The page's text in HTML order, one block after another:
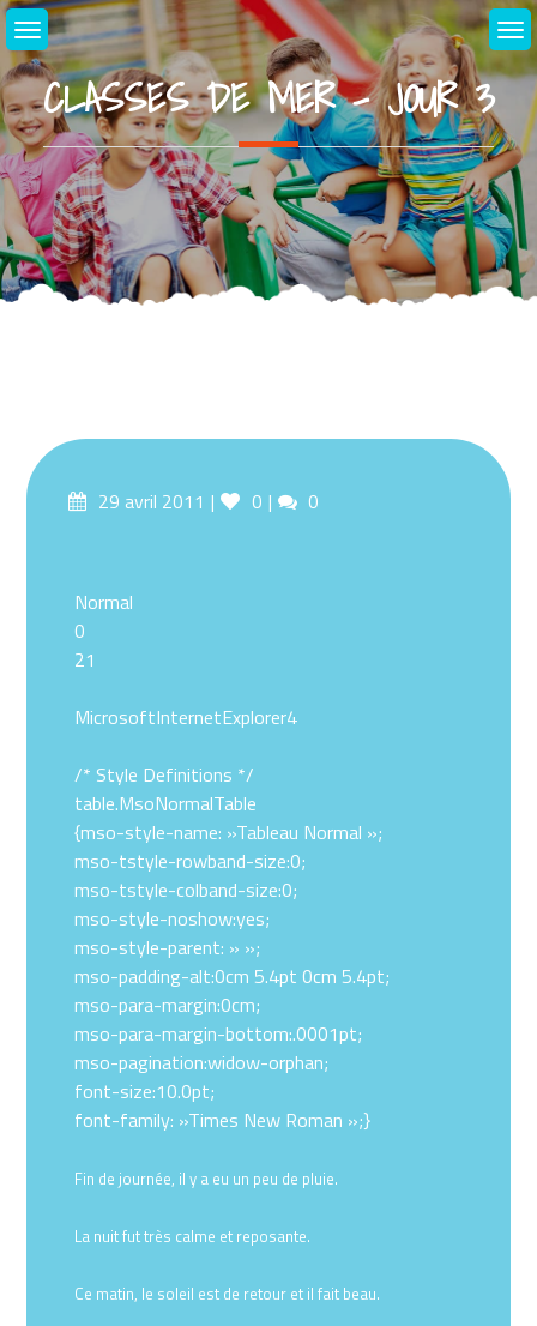
Skip
to
contentCLASSES DE MER – JOUR 3
Posted29 avril 2011 Likes
0 Comments
0
Normal
0
21
MicrosoftInternetExplorer4
/* Style Definitions */
table.MsoNormalTable
{mso-style-name: »Tableau Normal »;
mso-tstyle-rowband-size:0;
mso-tstyle-colband-size:0;
mso-style-noshow:yes;
mso-style-parent: » »;
mso-padding-alt:0cm 5.4pt 0cm 5.4pt;
mso-para-margin:0cm;
mso-para-margin-bottom:.0001pt;
mso-pagination:widow-orphan;
font-size:10.0pt;
font-family: »Times New Roman »;}
Fin de journée, il y a eu un peu de pluie.
La nuit fut très calme et reposante.
Ce matin, le soleil est de retour et il fait beau.